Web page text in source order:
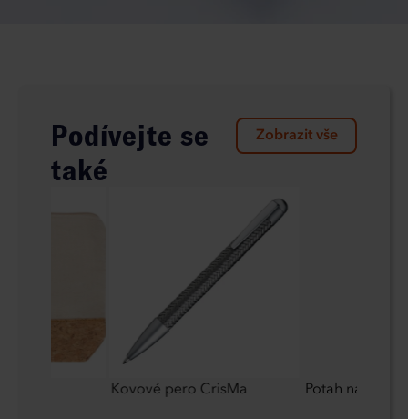
Podívejte se
také
Zobrazit vše
Kovové pero CrisMa Potah na oděv